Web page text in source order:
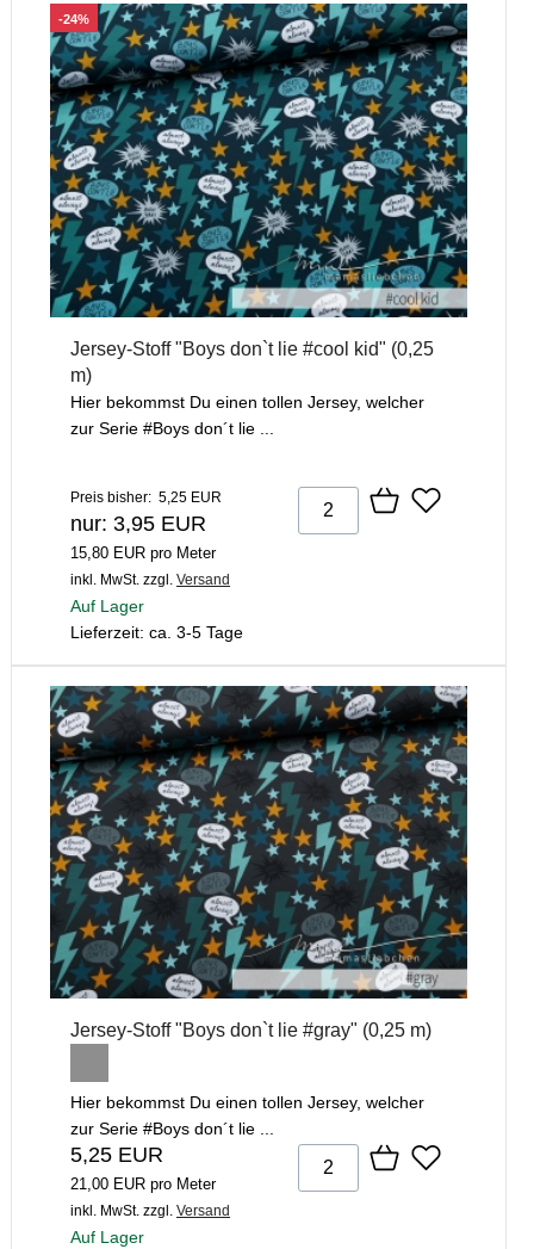
-24%
Jersey-Stoff "Boys don`t lie #cool kid" (0,25
m)
Hier bekommst Du einen tollen Jersey, welcher
zur Serie #Boys don´t lie ...
Preis bisher: 5,25 EUR
nur: 3,95 EUR
15,80 EUR pro Meter
inkl. MwSt. zzgl. Versand
Auf Lager
Lieferzeit: ca. 3-5 Tage
Jersey-Stoff "Boys don`t lie #gray" (0,25 m)
Hier bekommst Du einen tollen Jersey, welcher
zur Serie #Boys don´t lie ...
5,25 EUR
21,00 EUR pro Meter
inkl. MwSt. zzgl. Versand
Auf Lager